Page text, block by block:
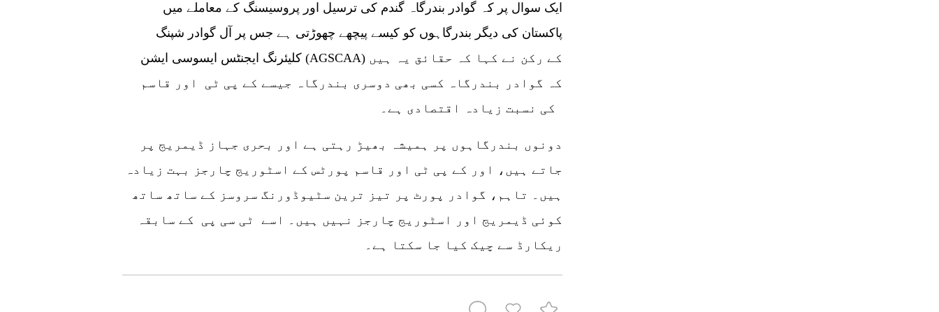
ایک سوال پر کہ گوادر بندرگاہ گندم کی ترسیل اور پروسیسنگ کے معاملے میں
پاکستان کی دیگر بندرگاہوں کو کیسے پیچھے چھوڑتی ہے جس پر آل گوادر شپنگ
کلیئرنگ ایجنٹس ایسوسی ایشن (AGSCAA) کے رکن نے کہا کہ حقائق یہ ہیں
کہ گوادر بندرگاہ کسی بھی دوسری بندرگاہ جیسے کے پی ٹی اور قاسم
جاتے ہیں، اور کے پی ٹی اور قاسم پورٹس کے اسٹوریج چارجز بہت زیادہ
ہیں۔ تاہم، گوادر پورٹ پر تیز ترین سٹیوڈورنگ سروسز کے ساتھ ساتھ
کوئی ڈیمریج اور اسٹوریج چارجز نہیں ہیں۔ اسے ٹی سی پی کے سابقہ
ریکارڈ سے چیک کیا جا سکتا ہے۔